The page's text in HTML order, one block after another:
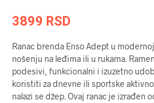
3899 RSD
Ranac brenda Enso Adept u
nošenju na leđima ili u rukama.
podesivi, funkcionalni i izuzetno
koristiti za dnevne ili sportske
nalazi se džep. Ovaj ranac je izrađen